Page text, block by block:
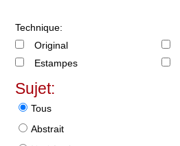
Technique:
Original
Estampes
Sujet:
Tous
Abstrait